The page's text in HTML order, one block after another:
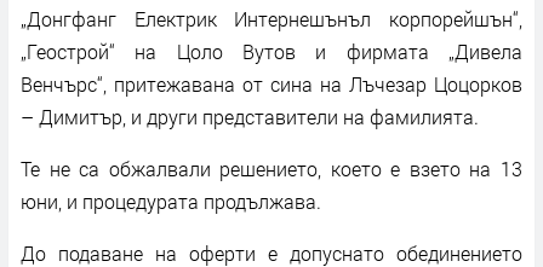
„Донгфанг Електрик Интернешънъл корпорейшън“,
„Геострой“ на Цоло Вутов и фирмата „Дивела
Венчърс“, притежавана от сина на Лъчезар Цоцорков
– Димитър, и други представители на фамилията.
Те не са обжалвали решението, което е взето на 13
юни, и процедурата продължава.
До подаване на оферти е допуснато обединението